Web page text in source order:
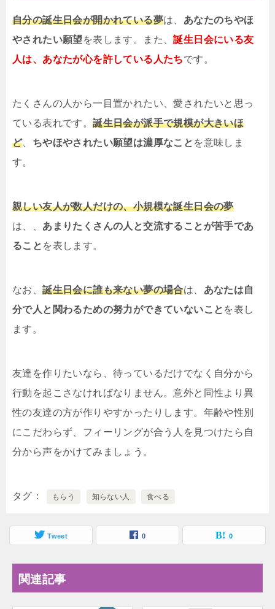
自分の誕生日会が開かれている夢は、 あなたのちやほ
やされたい願望を表します。また、誕生日会にいる友
人は、あなたが心を許している人たちです。
たくさんの人から一目置かれたい、愛されたいと思っ
ている表れです。誕生日会が派手で規模が大きいほ
ど、 ちやほやされたい願望は濃厚なこと を意味しま
す。
親しい友人が数人だけの、小規模な誕生日会の夢
は、、 あまりたくさんの人と交流することが苦手であ
ること を表します。
なお、誕生日会に誰も来ない夢の場合は、 あなたは自
分で人と関わるための努力ができていないこと を表し
ます。
友達を作りたいなら、待っているだけでなく自分から
行動を起こさなければなりません。意外と同性より異
性の友達の方が作りやすかったりします。年齢や性別
にこだわらず、フィーリングが合う人を見つけたら自
分から声をかけてみましょう。
タグ もらう 知らない人 食べる
Tweet 0 0
関連記事